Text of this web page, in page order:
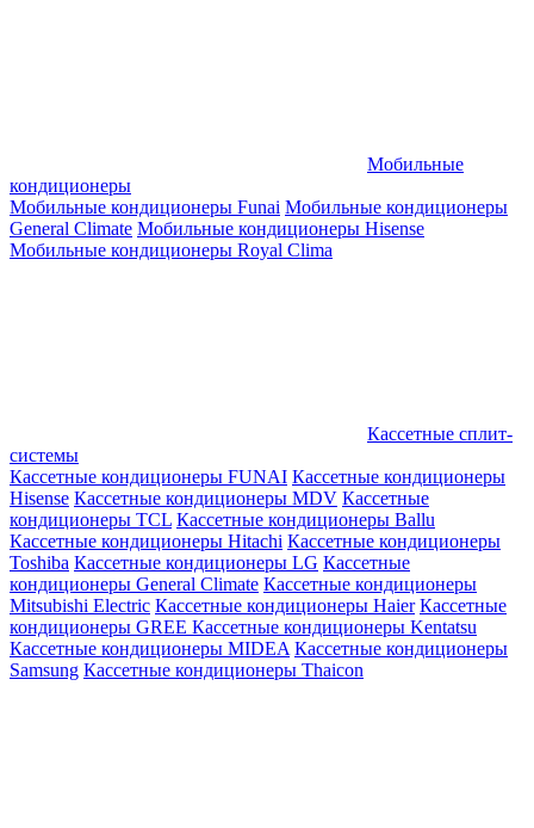
Мобильные
кондиционеры
Мобильные кондиционеры Funai Мобильные кондиционеры
General Climate Мобильные кондиционеры Hisense
Мобильные кондиционеры Royal Clima
Кассетные сплит-
системы
Кассетные кондиционеры FUNAI Кассетные кондиционеры
Hisense Кассетные кондиционеры MDV Кассетные
кондиционеры TCL Кассетные кондиционеры Ballu
Кассетные кондиционеры Hitachi Кассетные кондиционеры
Toshiba Кассетные кондиционеры LG Кассетные
кондиционеры General Climate Кассетные кондиционеры
Mitsubishi Electric Кассетные кондиционеры Haier Кассетные
кондиционеры GREE Кассетные кондиционеры Kentatsu
Кассетные кондиционеры MIDEA Кассетные кондиционеры
Samsung Кассетные кондиционеры Thaicon